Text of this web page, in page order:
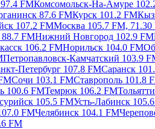
FMКомсомольск-На-Амуре
87.6 FMКурск 101.2 FM
107.2 FMМосква 105.7 FM,
FMНижний Новгород 102.9 FM
106.2 FMНорильск 104.0 FM
Петропавловск-Камчатский 103.9
Петербург 107.8 FMСаранск
Сочи 103.1 FMСтаврополь 101.8
100.6 FMТемрюк 106.2 FM
105.5 FMУсть-Лабинск
FMЧелябинск 104.1 FM
FM